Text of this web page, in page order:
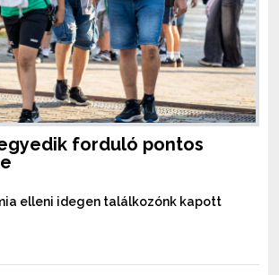
forduló pontos
elleni idegen találkozónk kapott